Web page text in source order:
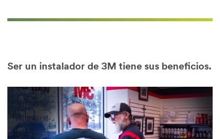
Ser un instalador de 3M tiene sus beneficios.